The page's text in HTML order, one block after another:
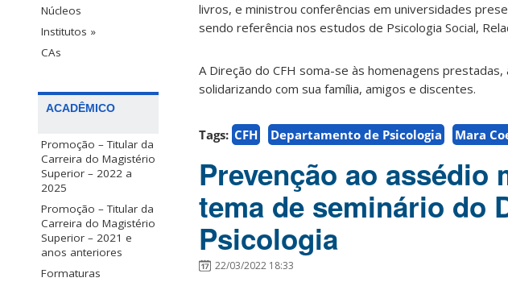
Núcleos
Institutos »
CAs
ACADÊMICO
Promoção – Titular da
Carreira do Magistério
Superior – 2022 a
2025
Promoção – Titular da
Carreira do Magistério
Superior – 2021 e
anos anteriores
Formaturas
livros, e ministrou conferências em universidades
sendo referência nos estudos de Psicologia Social,
A Direção do CFH soma-se às homenagens
solidarizando com sua família, amigos e discentes.
Tags: CFH Departamento de Psicologia Mara
Prevenção ao assédio
tema de seminário do
Psicologia
22/03/2022 18:33